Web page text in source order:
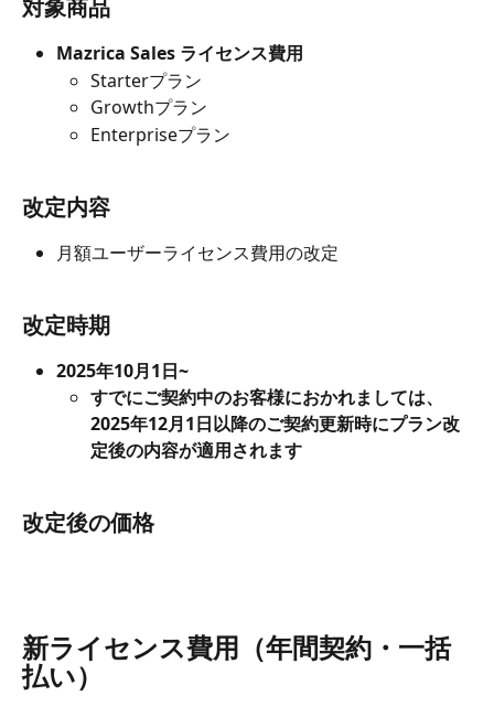
対象商品
Mazrica Sales ライセンス費用
Starterプラン
Growthプラン
Enterpriseプラン
改定内容
月額ユーザーライセンス費用の改定
改定時期
2025年10月1日~
すでにご契約中のお客様におかれましては、
2025年12月1日以降のご契約更新時にプラン改
定後の内容が適用されます
改定後の価格
新ライセンス費用（年間契約・一括
払い）